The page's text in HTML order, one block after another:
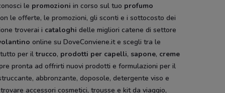
le promozioni in corso sul tuo profumo
le offerte, le promozioni, gli sconti e i sottocosto dei
troverai i cataloghi delle migliori catene di settore
online su DoveConviene.it e scegli tra le
per iltrucco, prodotti per capelli, sapone, creme
pronta ad offrirti nuovi prodotti e formulazioni per il
abbronzante, doposole, detergente viso e
accessori cosmetici, trousse e kit da viaggio,